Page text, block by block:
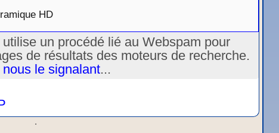
HD
un procédé lié au Webspam pour
de résultats des moteurs de recherche.
le signalant...
.